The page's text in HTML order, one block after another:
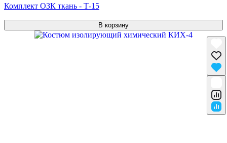
Комплект ОЗК ткань - Т-15
В корзину